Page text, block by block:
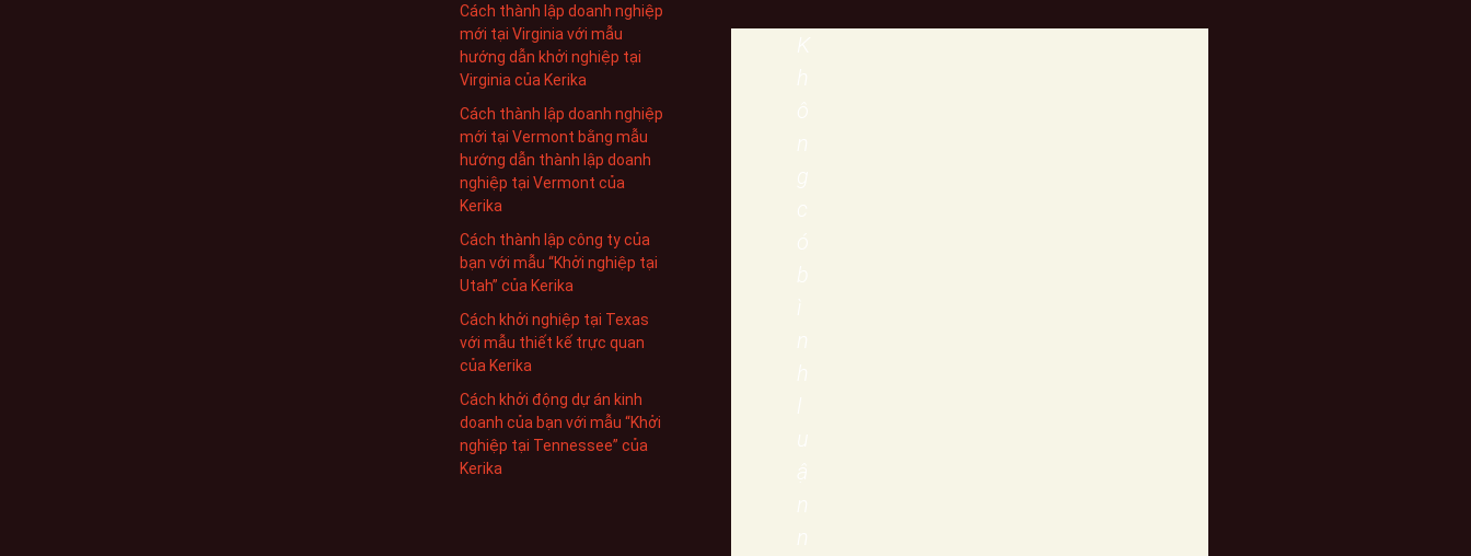
Cách thành lập doanh nghiệp
mới tại Virginia với mẫu
hướng dẫn khởi nghiệp tại
Virginia của Kerika
Cách thành lập doanh nghiệp
mới tại Vermont bằng mẫu
hướng dẫn thành lập doanh
nghiệp tại Vermont của
Kerika
Cách thành lập công ty của
bạn với mẫu “Khởi nghiệp tại
Utah” của Kerika
Cách khởi nghiệp tại Texas
với mẫu thiết kế trực quan
của Kerika
Cách khởi động dự án kinh
doanh của bạn với mẫu “Khởi
nghiệp tại Tennessee” của
Kerika
K
h
ô
n
g
c
ó
b
ì
n
h
l
u
ậ
n
n